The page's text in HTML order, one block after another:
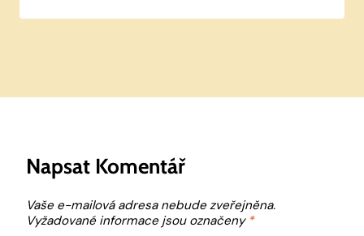
Napsat Komentář
Vaše e-mailová adresa nebude zveřejněna.
Vyžadované informace jsou označeny *